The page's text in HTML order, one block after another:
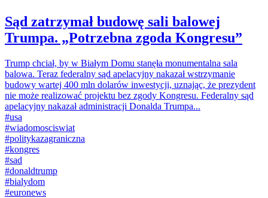
Sąd zatrzymał budowę sali balowej
Trumpa. „Potrzebna zgoda Kongresu”
Trump chciał, by w Białym Domu stanęła monumentalna sala
balowa. Teraz federalny sąd apelacyjny nakazał wstrzymanie
budowy wartej 400 mln dolarów inwestycji, uznając, że prezydent
nie może realizować projektu bez zgody Kongresu. Federalny sąd
apelacyjny nakazał administracji Donalda Trumpa...
#usa
#wiadomosciswiat
#politykazagraniczna
#kongres
#sad
#donaldtrump
#bialydom
#euronews